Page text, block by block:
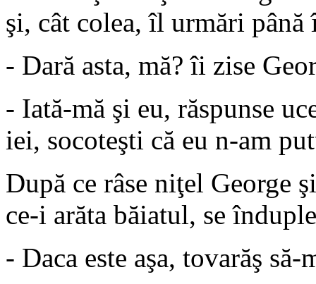
şi, cât colea, îl urmări până
- Dară asta, mă? îi zise
- Iată-mă şi eu, răspunse
iei, socoteşti că eu n-am
După ce râse niţel George
ce-i arăta băiatul, se
- Daca este aşa, tovarăş